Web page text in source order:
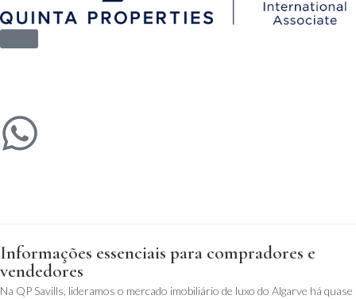
Informações essenciais para compradores e
vendedores
Na QP Savills, lideramos o mercado imobiliário de luxo do Algarve há quase